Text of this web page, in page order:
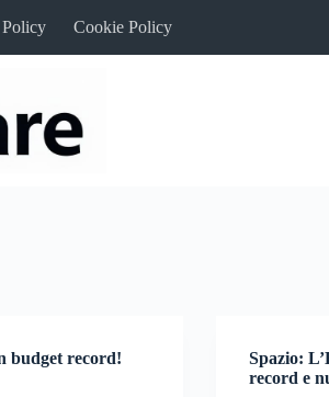
Cookie Policy
budget record!
Spazio:
record e